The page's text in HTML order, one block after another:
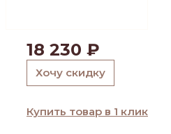
18 230 ₽
Хочу скидку
Купить товар в 1 клик